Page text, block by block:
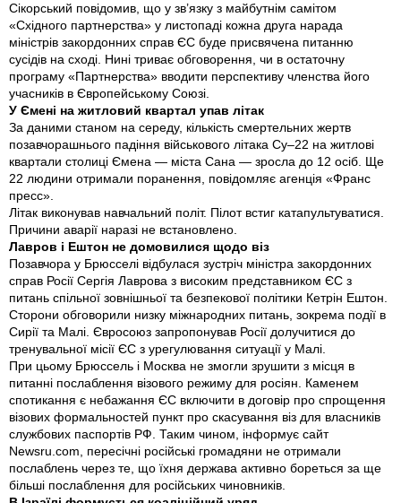
Сікорський повідомив, що у зв’язку з майбутнім самітом
«Східного партнерства» у листопаді кожна друга нарада
міністрів закордонних справ ЄС буде присвячена питанню
сусідів на сході. Нині триває обговорення, чи в остаточну
програму «Партнерства» вводити перспективу членства його
учасників в Європейському Союзі.
У Ємені на житловий квартал упав літак
За даними станом на середу, кількість смертельних жертв
позавчорашнього падіння військового літака Су–22 на житлові
квартали столиці Ємена — міста Сана — зросла до 12 осіб. Ще
22 людини отримали поранення, повідомляє агенція «Франс
пресс».
Літак виконував навчальний політ. Пілот встиг катапультуватися.
Причини аварії наразі не встановлено.
Лавров і Ештон не домовилися щодо віз
Позавчора у Брюсселі відбулася зустріч міністра закордонних
справ Росії Сергія Лаврова з високим представником ЄС з
питань спільної зовнішньої та безпекової політики Кетрін Ештон.
Сторони обговорили низку міжнародних питань, зокрема події в
Сирії та Малі. Євросоюз запропонував Росії долучитися до
тренувальної місії ЄС з урегулювання ситуації у Малі.
При цьому Брюссель і Москва не змогли зрушити з місця в
питанні послаблення візового режиму для росіян. Каменем
спотикання є небажання ЄС включити в договір про спрощення
візових формальностей пункт про скасування віз для власників
службових паспортів РФ. Таким чином, інформує сайт
Newsru.com, пересічні російські громадяни не отримали
послаблень через те, що їхня держава активно бореться за ще
більші послаблення для російських чиновників.